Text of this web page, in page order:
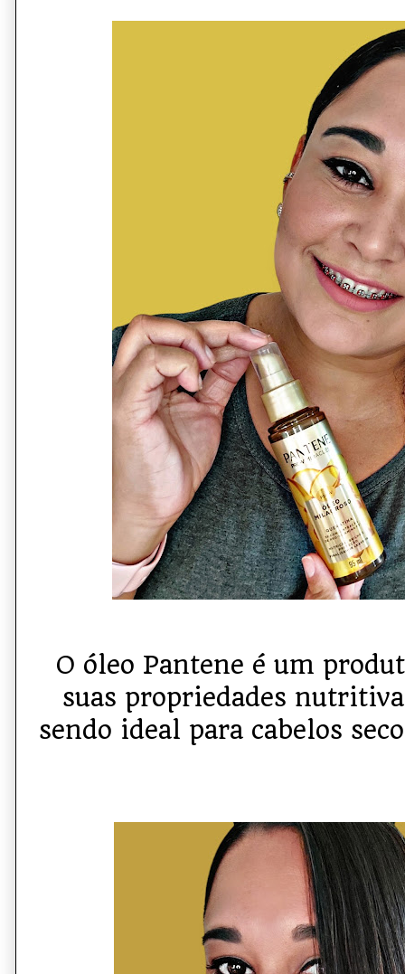
O óleo Pantene é um
suas propriedades
sendo ideal para cabelos